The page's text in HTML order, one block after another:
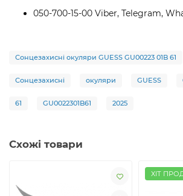
050-700-15-00 Viber, Telegram,
Сонцезахисні окуляри GUESS GU00223 01B 61
Сонцезахисні окуляри GUESS
61 GU0022301B61 2025
Схожі товари
ХІТ